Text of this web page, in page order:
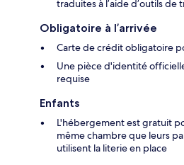
traduites à l’aide d’outils
Obligatoire à l’arrivée
Carte de crédit obligatoire
Une pièce d'identité
requise
Enfants
L'hébergement est gratuit
même chambre que leurs
utilisent la literie en place